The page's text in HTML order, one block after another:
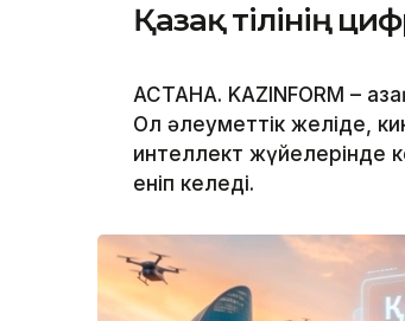
Қазақ тілінің
АСТАНА. KAZINFORM –
Ол әлеуметтік желіде,
интеллект жүйелерінде
еніп келеді.